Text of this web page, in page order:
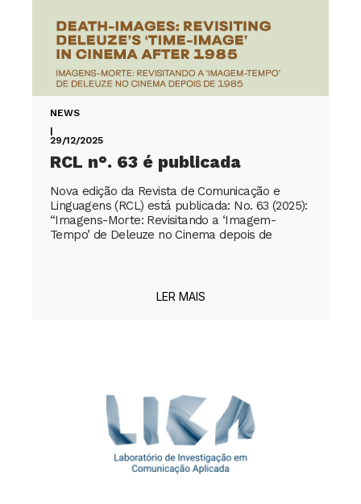
NEWS
|
29/12/2025
RCL n°. 63 é publicada
Nova edição da Revista de Comunicação e
Linguagens (RCL) está publicada: No. 63 (2025):
“Imagens-Morte: Revisitando a ‘Imagem-
Tempo’ de Deleuze no Cinema depois de
LER MAIS